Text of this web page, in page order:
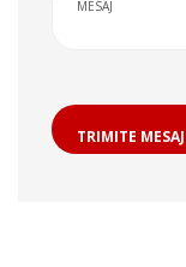
TRIMITE MESAJ